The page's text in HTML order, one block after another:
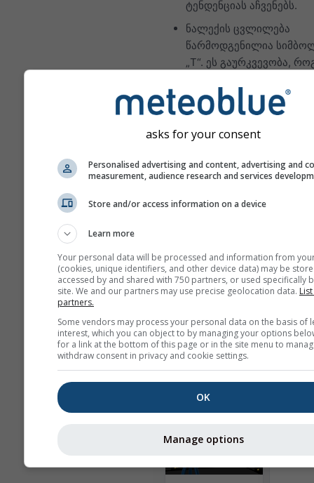
ტენდენციას აჩვენებს.
ნალექის ცვლილება
წარმოდგენილია
„T“. ეს გაურკვევობა,
მატებასთან ერთად
პროგნოზი შედგენილია
„ensemble“ მოდელებით.
პროგნოზირებადობის
მრავალი მოდელის
მეტი ამინდის მონაცემი
სეზონური
პროგნოზი
asks for your consent
Personalised advertising and content, advertising and
measurement, audience research and services
Store and/or access information on a device
Learn more
Your personal data will be processed and information from
(cookies, unique identifiers, and other device data) may be
accessed by and shared with 750 partners, or used specifically
site. We and our partners may use precise geolocation data.
partners.
Some vendors may process your personal data on the basis of
interest, which you can object to by managing your options
for a link at the bottom of this page or in the site menu to
withdraw consent in privacy and cookie settings.
OK
Manage options